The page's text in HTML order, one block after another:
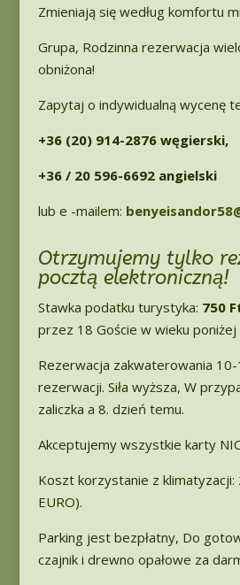
Zmieniają się według komfortu
Grupa, Rodzinna rezerwacja
obniżona!
Zapytaj o indywidualną wycenę
+36 (20) 914-2876 węgierski,
+36 / 20 596-6692 angielski
lub e -mailem:
Otrzymujemy tylko
pocztą elektroniczną!
Stawka podatku turystyka: 750
przez 18 Goście w wieku poniżej
Rezerwacja zakwaterowania
rezerwacji. Siła wyższa, W
zaliczka a 8. dzień temu.
Akceptujemy wszystkie karty
Koszt korzystanie z klimatyzacji:
EURO).
Parking jest bezpłatny, Do
czajnik i drewno opałowe za